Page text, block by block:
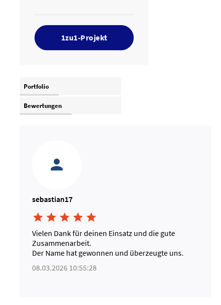
1zu1-Projekt
Portfolio
Bewertungen
sebastian17
    
Vielen Dank für deinen Einsatz und die gute
Zusammenarbeit.
Der Name hat gewonnen und überzeugte uns.
08.03.2026 10:55:28